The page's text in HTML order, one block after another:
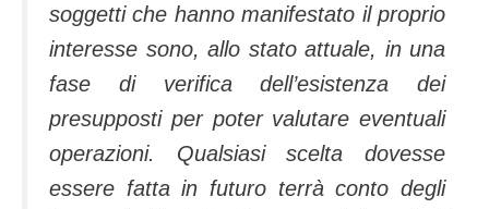
soggetti che hanno manifestato il proprio
interesse sono, allo stato attuale, in una
fase di verifica dell’esistenza dei
presupposti per poter valutare eventuali
operazioni. Qualsiasi scelta dovesse
essere fatta in futuro terrà conto degli